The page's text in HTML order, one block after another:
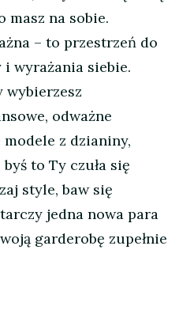
masz na sobie.
– to przestrzeń do
i wyrażania siebie.
wybierzesz
odważne
z dzianiny,
to Ty czuła się
style, baw się
jedna nowa para
garderobę zupełnie